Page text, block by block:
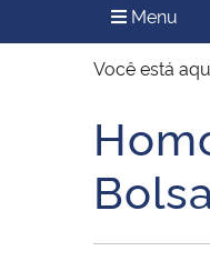
Ministério do
Secretaria de
Menu
Você está
Início do